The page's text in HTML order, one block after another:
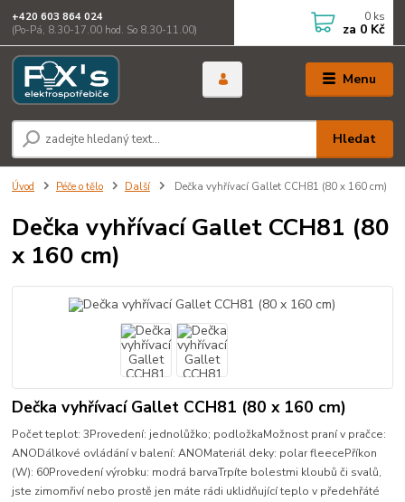
Menu
Hledat
+420 603 864 024
(Po-Pá, 8.30-17.00 hod. So 8.30-11.00)
0 ks
za 0 Kč
Úvod Péče o tělo Další Dečka vyhřívací Gallet CCH81 (80 x 160 cm)
Dečka vyhřívací Gallet CCH81 (80
x 160 cm)
Dečka vyhřívací Gallet CCH81 (80 x 160 cm)
Počet teplot: 3Provedení: jednolůžko; podložkaMožnost praní v pračce:
ANODálkové ovládání v balení: ANOMateriál deky: polar fleecePříkon
(W): 60Provedení výrobku: modrá barvaTrpíte bolestmi kloubů či svalů,
jste zimomřiví nebo prostě jen máte rádi uklidňující teplo v předehřáté